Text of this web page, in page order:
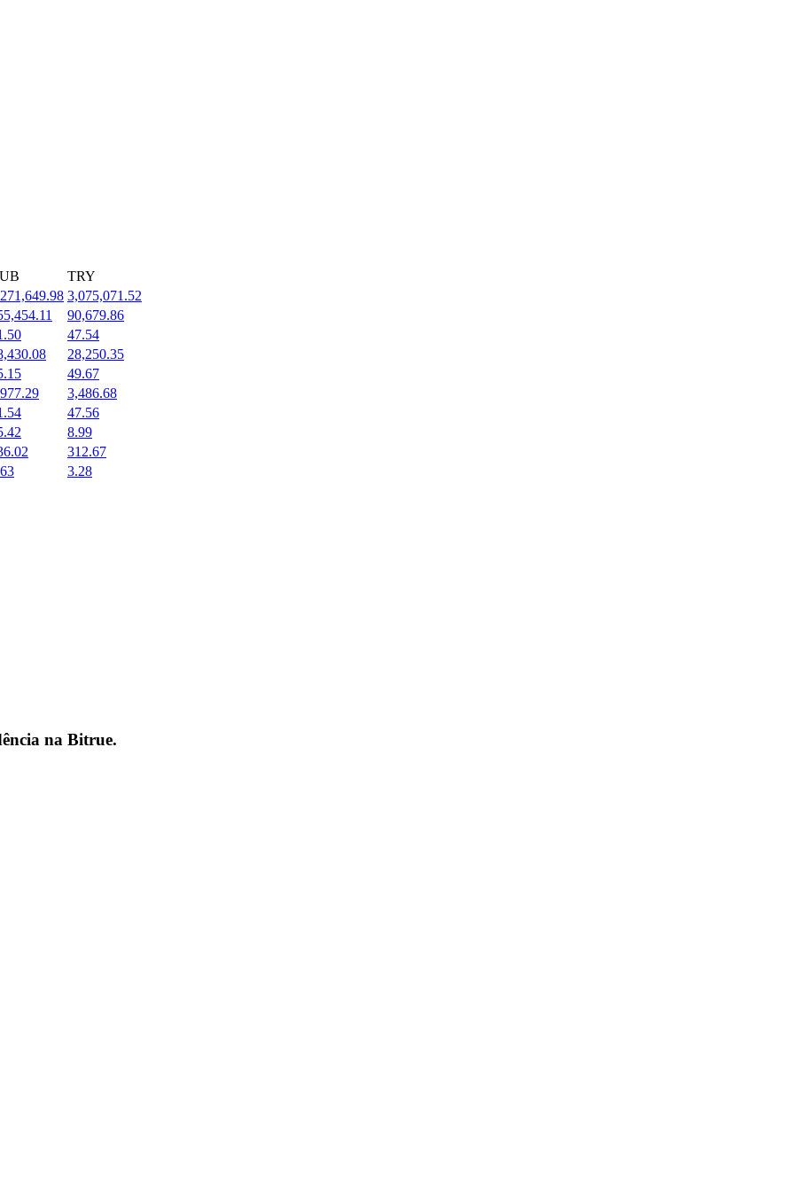
TRY
3,075,071.52
90,679.86
47.54
28,250.35
49.67
3,486.68
47.56
8.99
312.67
3.28
na Bitrue.